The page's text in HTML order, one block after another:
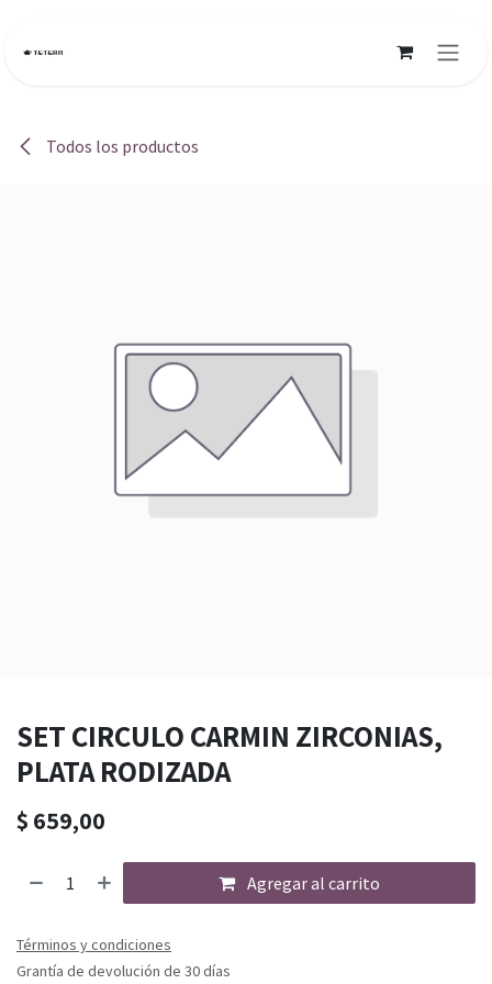
Todos los productos
SET CIRCULO CARMIN ZIRCONIAS,
PLATA RODIZADA
$ 659,00
Agregar al carrito
Términos y condiciones
Grantía de devolución de 30 días